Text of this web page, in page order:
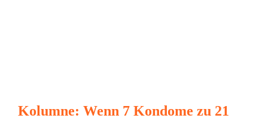
Kolumne: Wenn 7 Kondome zu 21